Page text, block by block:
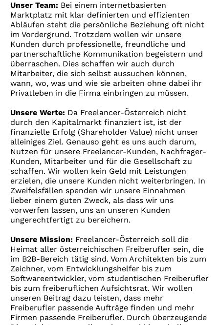
Unser Team: Bei einem internetbasierten
Marktplatz mit klar definierten und effizienten
Abläufen steht die persönliche Beziehung oft nicht
im Vordergrund. Trotzdem wollen wir unsere
Kunden durch professionelle, freundliche und
partnerschaftliche Kommunikation begeistern und
überraschen. Dies schaffen wir auch durch
Mitarbeiter, die sich selbst aussuchen können,
wann, wo, was und wie sie arbeiten ohne dabei ihr
Privatleben in die Firma einbringen zu müssen.
Unsere Werte: Da Freelancer-Österreich nicht
durch den Kapitalmarkt finanziert ist, ist der
finanzielle Erfolg (Shareholder Value) nicht unser
alleiniges Ziel. Genauso geht es uns auch darum,
Nutzen für unsere Freelancer-Kunden, Nachfrager-
Kunden, Mitarbeiter und für die Gesellschaft zu
schaffen. Wir wollen kein Geld mit Leistungen
erzielen, die unsere Kunden nicht weiterbringen. In
Zweifelsfällen spenden wir unsere Einnahmen
lieber einem guten Zweck, als dass wir uns
vorwerfen lassen, uns an unseren Kunden
ungerechtfertigt zu bereichern.
Unsere Mission: Freelancer-Österreich soll die
Heimat aller österreichischen Freiberufler sein, die
im B2B-Bereich tätig sind. Vom Architekten bis zum
Zeichner, vom Entwicklungshelfer bis zum
Softwareentwickler, vom studentischen Freiberufler
bis zum freiberuflichen Aufsichtsrat. Wir wollen
unseren Beitrag dazu leisten, dass mehr
Freiberufler passende Aufträge finden und mehr
Firmen passende Freiberufler. Durch überzeugende